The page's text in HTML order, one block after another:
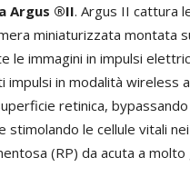
Argus ®II. Argus II cattura
miniaturizzata montata
le immagini in impulsi
in modalità wireless
retinica, bypassando
stimolando le cellule vitali
(RP) da acuta a molto